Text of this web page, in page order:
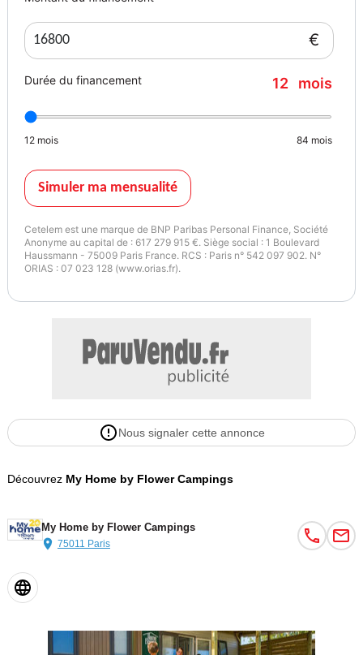
€
Durée du financement 12 mois
12 mois 84 mois
Simuler ma mensualité
Cetelem est une marque de BNP Paribas Personal Finance, Société
Anonyme au capital de : 617 279 915 €. Siège social : 1 Boulevard
Haussmann - 75009 Paris France. RCS : Paris n° 542 097 902. N°
ORIAS : 07 023 128 (www.orias.fr).
Nous signaler cette annonce
Découvrez My Home by Flower Campings
My Home by Flower Campings
75011 Paris